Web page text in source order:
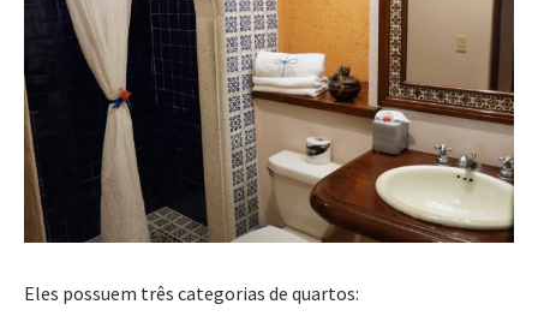
Eles possuem três categorias de quartos: